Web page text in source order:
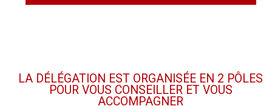
LA DÉLÉGATION EST ORGANISÉE EN 2 PÔLES
POUR VOUS CONSEILLER ET VOUS
ACCOMPAGNER